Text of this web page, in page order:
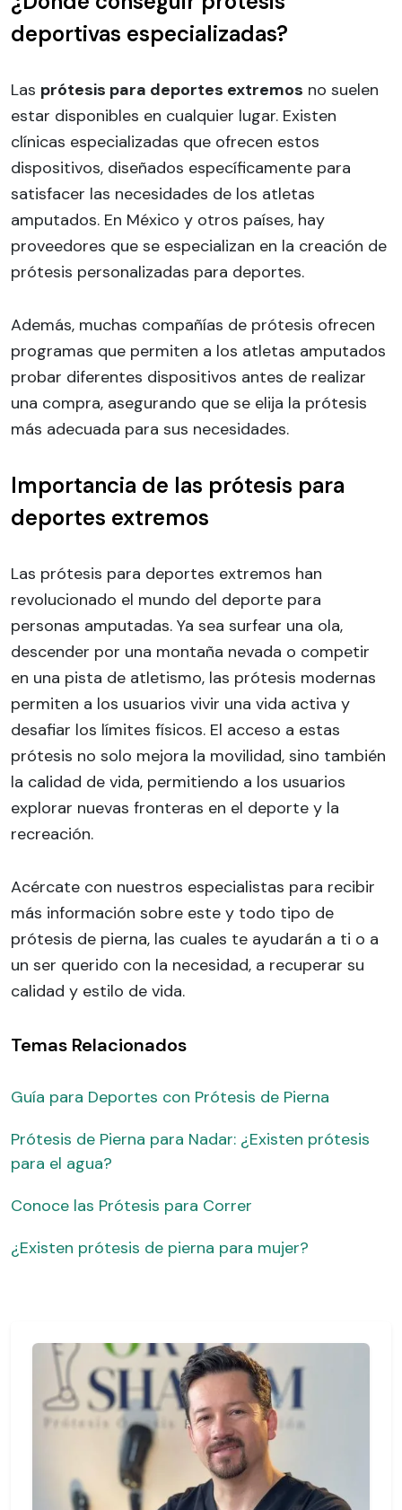
deportivas especializadas?
Las prótesis para deportes extremos no suelen
estar disponibles en cualquier lugar. Existen
clínicas especializadas que ofrecen estos
dispositivos, diseñados específicamente para
satisfacer las necesidades de los atletas
amputados. En México y otros países, hay
proveedores que se especializan en la creación de
prótesis personalizadas para deportes.
Además, muchas compañías de prótesis ofrecen
programas que permiten a los atletas amputados
probar diferentes dispositivos antes de realizar
una compra, asegurando que se elija la prótesis
más adecuada para sus necesidades.
Importancia de las prótesis para
deportes extremos
Las prótesis para deportes extremos han
revolucionado el mundo del deporte para
personas amputadas. Ya sea surfear una ola,
descender por una montaña nevada o competir
en una pista de atletismo, las prótesis modernas
permiten a los usuarios vivir una vida activa y
desafiar los límites físicos. El acceso a estas
prótesis no solo mejora la movilidad, sino también
la calidad de vida, permitiendo a los usuarios
explorar nuevas fronteras en el deporte y la
recreación.
Acércate con nuestros especialistas para recibir
más información sobre este y todo tipo de
prótesis de pierna, las cuales te ayudarán a ti o a
un ser querido con la necesidad, a recuperar su
calidad y estilo de vida.
Temas Relacionados
Guía para Deportes con Prótesis de Pierna
Prótesis de Pierna para Nadar: ¿Existen prótesis
para el agua?
Conoce las Prótesis para Correr
¿Existen prótesis de pierna para mujer?